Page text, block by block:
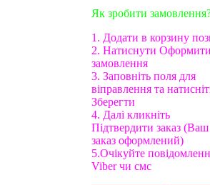
Як зробити
1. Додати в корзину
2. Натиснути Оформити
замовлення
3. Заповніть поля для
віправлення та
Зберегти
4. Далі кликніть
Підтвердити заказ (Ваш
заказ оформлений)
5.Очікуйте
Viber чи смс